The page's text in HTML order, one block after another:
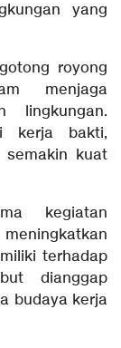
yang
royong
menjaga
lingkungan.
kerja bakti,
semakin kuat
kegiatan
terhadap
dianggap
budaya kerja